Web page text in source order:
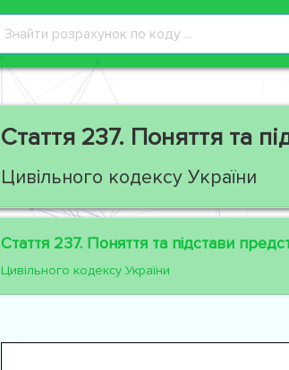
Стаття 237. Поняття та
Цивільного кодексу України
Стаття 237.Поняття та підстави
Цивільного кодексу України